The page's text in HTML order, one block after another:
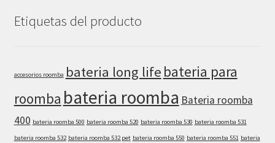
Etiquetas del producto
accesorios roomba bateria long life bateria para
roomba bateria roomba Bateria roomba
400 bateria roomba 500 bateria roomba 520 bateria roomba 530 bateria roomba 531
bateria roomba 532 bateria roomba 532 pet bateria roomba 550 bateria roomba 551 bateria